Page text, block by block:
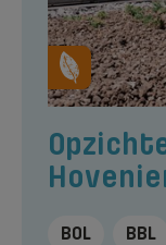
BOL BBL